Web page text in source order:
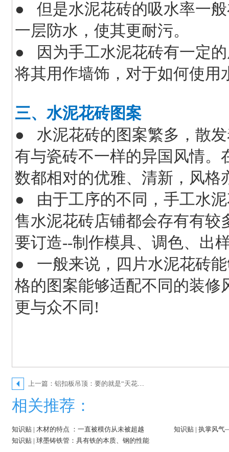
● 但是水泥花砖的吸水率一
一层防水，使其更耐污。
● 因为手工水泥花砖有一定
将其用作墙饰，对于如何使用
三、水泥花砖图案
● 水泥花砖的图案繁多，散
有与瓷砖不一样的异国风情。
数都相对的优雅、清新，风格
● 由于工序的不同，手工水
售水泥花砖店铺都会存有有较
要订造--制作模具、调色、出
● 一般来说，四片水泥花砖
格的图案能够适配不同的装修
更与众不同!
上一篇：铝扣板吊顶：要的就是“天花乱坠”式的美
相关推荐：
知识贴 | 木材的特点 ：一直被模仿从未被超越
知识贴 | 执掌风气
知识贴 | 球墨铸铁管：具有铁的本质、钢的性能